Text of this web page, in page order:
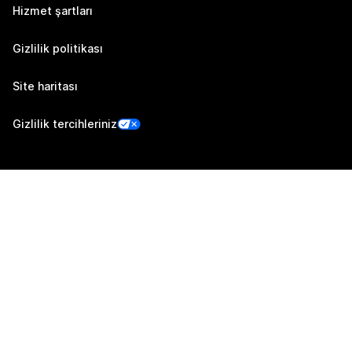
Hizmet şartları
Gizlilik politikası
Site haritası
Gizlilik tercihleriniz